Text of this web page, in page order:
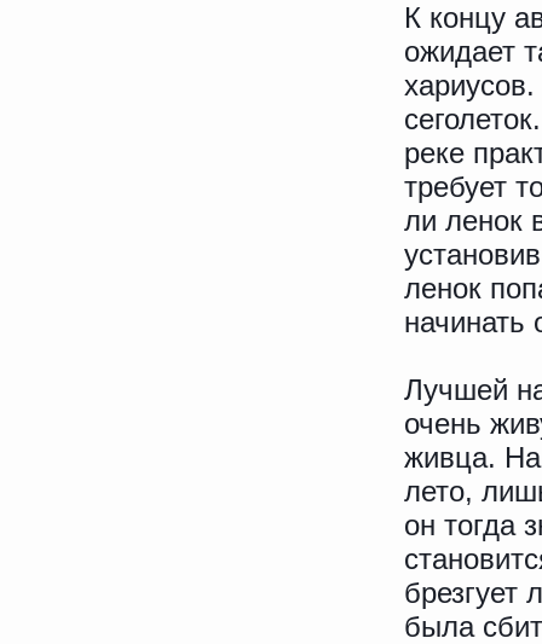
К концу
ожидает
реке
требует
ли ленок
ленок
начинать
Лучшей
очень
живца. На
лето,
он тогда
брезгует
была